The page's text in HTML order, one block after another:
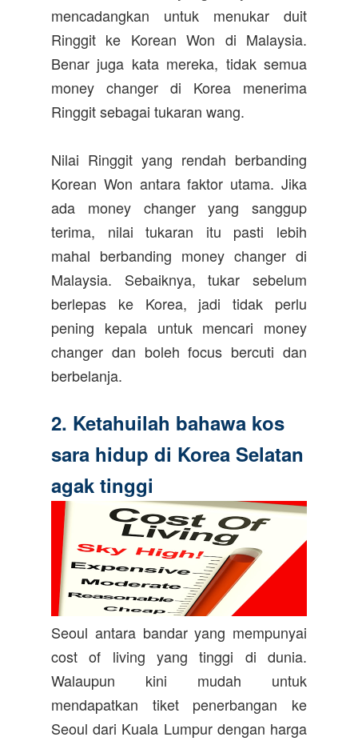
mencadangkan untuk menukar duit
Ringgit ke Korean Won di Malaysia.
Benar juga kata mereka, tidak semua
money changer di Korea menerima
Ringgit sebagai tukaran wang.
Nilai Ringgit yang rendah berbanding
Korean Won antara faktor utama. Jika
ada money changer yang sanggup
terima, nilai tukaran itu pasti lebih
mahal berbanding money changer di
Malaysia. Sebaiknya, tukar sebelum
berlepas ke Korea, jadi tidak perlu
pening kepala untuk mencari money
changer dan boleh focus bercuti dan
berbelanja.
2. Ketahuilah bahawa kos
sara hidup di Korea Selatan
agak tinggi
Seoul antara bandar yang mempunyai
cost of living yang tinggi di dunia.
Walaupun kini mudah untuk
mendapatkan tiket penerbangan ke
Seoul dari Kuala Lumpur dengan harga